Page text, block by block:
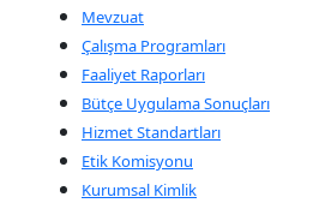
Mevzuat
Çalışma Programları
Faaliyet Raporları
Bütçe Uygulama Sonuçları
Hizmet Standartları
Etik Komisyonu
Kurumsal Kimlik